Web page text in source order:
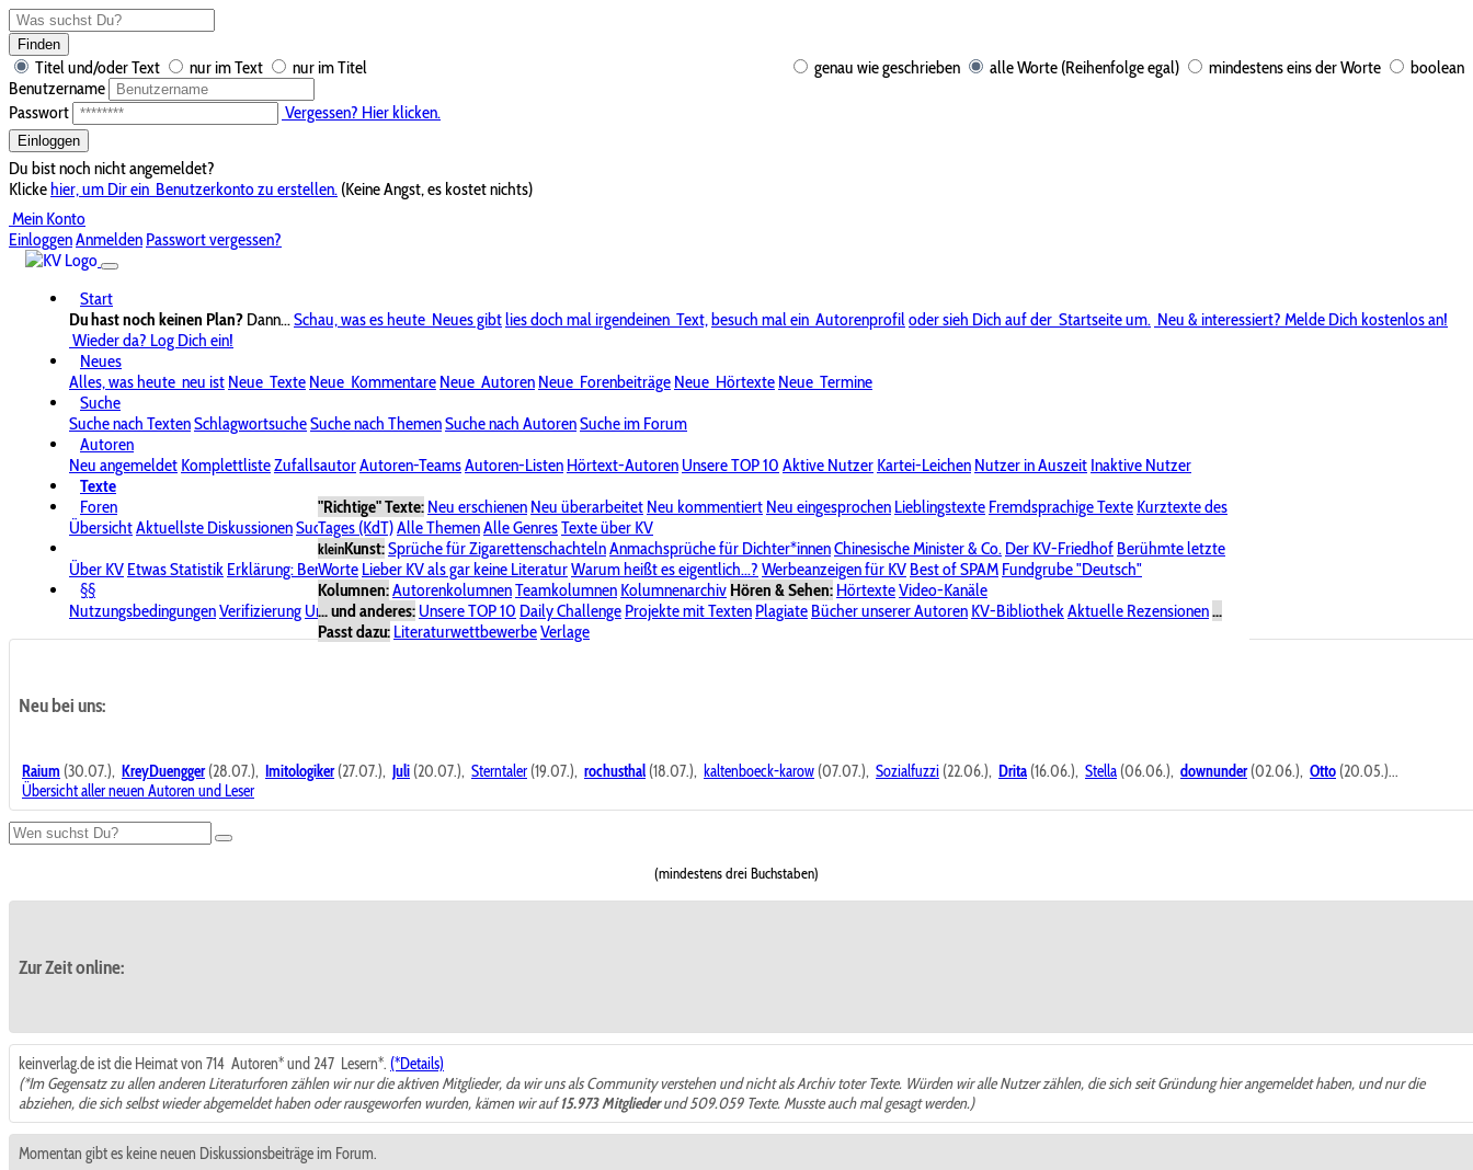
Finden
genau wie geschrieben alle Worte (Reihenfolge egal) mindestens eins der Worte boolean
Titel und/oder Text nur im Text
nur im Titel
Benutzername
Passwort
Vergessen? Hier klicken.
Einloggen
Du bist noch nicht angemeldet?
Klickehier, um Dir ein Benutzerkonto zu erstellen. (Keine Angst, es kostet nichts)
Mein Konto
EinloggenAnmelden Passwort vergessen?
Start
Du hast noch keinen Plan? Dann...Schau, was es heute Neues gibtlies doch mal irgendeinen Text,besuch mal ein Autorenprofiloder sieh Dich auf der Startseite um. Neu & interessiert? Melde Dich kostenlos an!
Wieder da? Log Dich ein!
Neues
Alles, was heute neu ist Neue Texte Neue Kommentare Neue Autoren Neue Forenbeiträge Neue Hörtexte Neue Termine
Suche
Suche nach TextenSchlagwortsucheSuche nach ThemenSuche nach AutorenSuche im Forum
Autoren
Neu angemeldet KomplettlisteZufallsautorAutoren-TeamsAutoren-Listen Hörtext-Autoren Unsere TOP 10 Aktive Nutzer Kartei-Leichen Nutzer in Auszeit Inaktive Nutzer
Texte
"Richtige" Texte: Neu erschienen Neu überarbeitet Neu kommentiert Neu eingesprochen Lieblingstexte Fremdsprachige Texte Kurztexte des
Tages (KdT)Alle ThemenAlle GenresTexte über KV
kleinKunst:Sprüche für ZigarettenschachtelnAnmachsprüche für Dichter*innenChinesische Minister & Co. Der KV-Friedhof Berühmte letzte
Worte Lieber KV als gar keine LiteraturWarum heißt es eigentlich...? Werbeanzeigen für KV Best of SPAM Fundgrube "Deutsch"
Kolumnen:AutorenkolumnenTeamkolumnen Kolumnenarchiv Hören & Sehen: HörtexteVideo-Kanäle
... und anderes: Unsere TOP 10 Daily Challenge Projekte mit Texten Plagiate Bücher unserer Autoren KV-BibliothekAktuelle Rezensionen...
Passt dazu: LiteraturwettbewerbeVerlage
Foren
ÜbersichtAktuellste DiskussionenSuche im ForumBereich "KV-Board"Bereich "Literatur & Schreiberei"
Über KV Etwas Statistik Erklärung: BenutzersymboleSpende für KV Unsere SpenderlisteAlle Wege führen zu KVPasswort vergessen?
§§
NutzungsbedingungenVerifizierung UrheberrechtAvatare & BilderStalkingDatenschutzerklärungImpressum
Neu bei uns:
Raium (30.07.), KreyDuengger(28.07.), Imitologiker(27.07.), Juli (20.07.), Sterntaler (19.07.), rochusthal (18.07.), kaltenboeck-karow (07.07.), Sozialfuzzi (22.06.), Drita (16.06.), Stella (06.06.), downunder(02.06.), Otto (20.05.)...
Übersicht aller neuen Autoren und Leser
(mindestens drei Buchstaben)
Zur Zeit online:
keinverlag.de ist die Heimat von 714 Autoren* und 247 Lesern*. (*Details)
(*Im Gegensatz zu allen anderen Literaturforen zählen wir nur die aktiven Mitglieder, da wir uns als Community verstehen und nicht als Archiv toter Texte. Würden wir alle Nutzer zählen, die sich seit Gründung hier angemeldet haben, und nur die
abziehen, die sich selbst wieder abgemeldet haben oder rausgeworfen wurden, kämen wir auf15.973 Mitgliederund 509.059 Texte. Musste auch mal gesagt werden.)
Momentan gibt es keine neuen Diskussionsbeiträge im Forum.